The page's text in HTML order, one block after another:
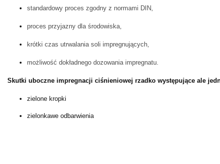
standardowy proces zgodny z normami DIN,
proces przyjazny dla środowiska,
krótki czas utrwalania soli impregnujących,
możliwość dokładnego dozowania impregnatu.
Skutki uboczne impregnacji ciśnieniowej rzadko występujące ale
zielone kropki
zielonkawe odbarwienia